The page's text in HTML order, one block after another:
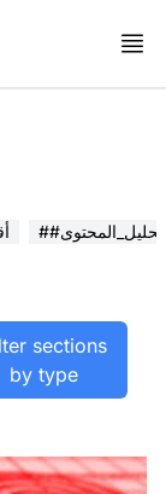
##تحليل_المحتوى
sections
by type